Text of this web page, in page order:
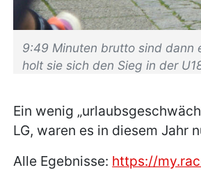
9:49 Minuten brutto sind dann
holt sie sich den Sieg in der
Ein wenig
LG, waren es in diesem Jahr
Alle Egebnisse: https://